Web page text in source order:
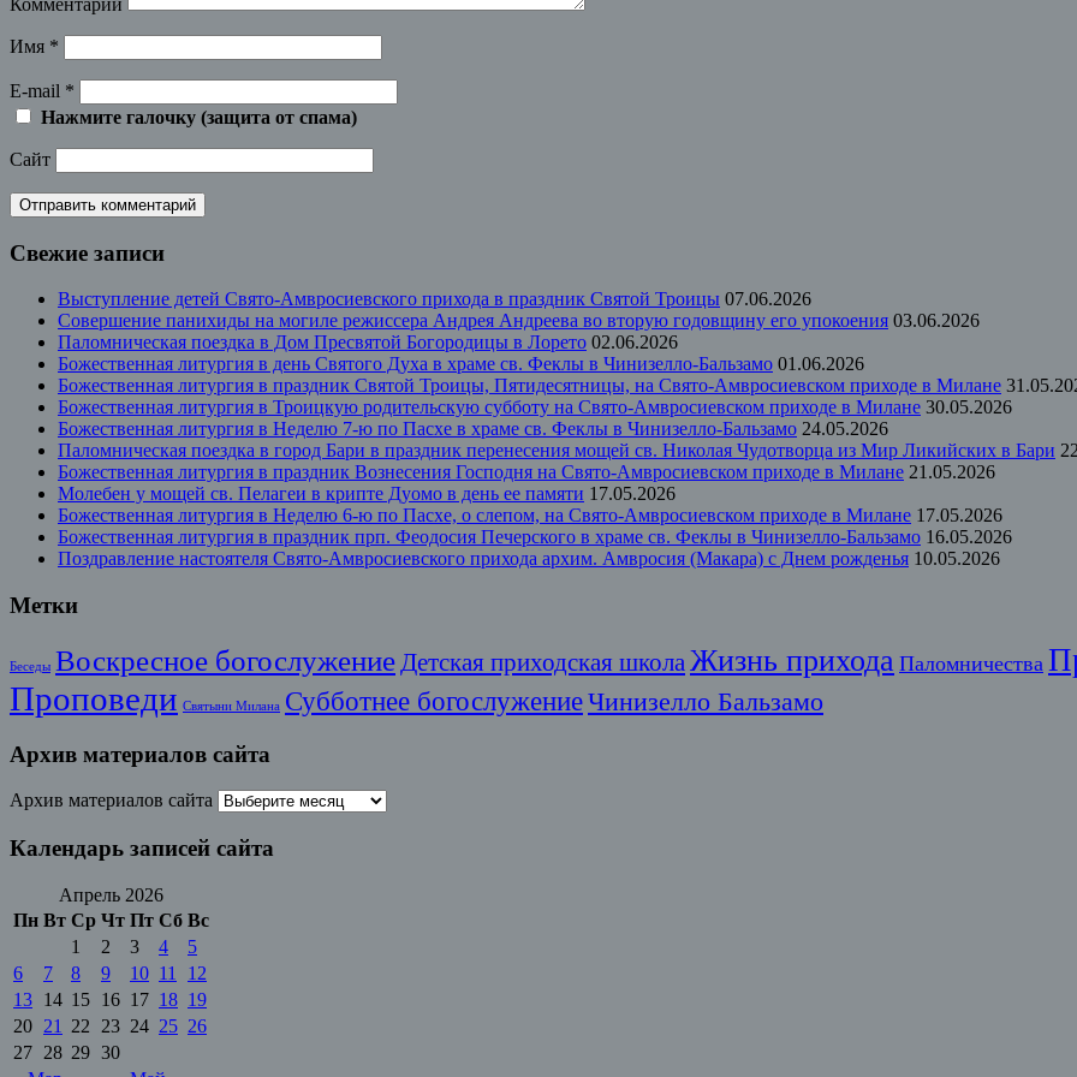
Комментарий
Имя *
E-mail *
Нажмите галочку (защита от спама)
Сайт
Свежие записи
Выступление детей Свято-Амвросиевского прихода в праздник Святой Троицы 07.06.2026
Совершение панихиды на могиле режиссера Андрея Андреева во вторую годовщину его упокоения 03.06.2026
Паломническая поездка в Дом Пресвятой Богородицы в Лорето 02.06.2026
Божественная литургия в день Святого Духа в храме св. Феклы в Чинизелло-Бальзамо 01.06.2026
Божественная литургия в праздник Святой Троицы, Пятидесятницы, на Свято-Амвросиевском приходе в Милане
Божественная литургия в Троицкую родительскую субботу на Свято-Амвросиевском приходе в Милане 30.05.2026
Божественная литургия в Неделю 7-ю по Пасхе в храме св. Феклы в Чинизелло-Бальзамо 24.05.2026
Паломническая поездка в город Бари в праздник перенесения мощей св. Николая Чудотворца из Мир Ликийских в Бари
Божественная литургия в праздник Вознесения Господня на Свято-Амвросиевском приходе в Милане 21.05.2026
Молебен у мощей св. Пелагеи в крипте Дуомо в день ее памяти 17.05.2026
Божественная литургия в Неделю 6-ю по Пасхе, о слепом, на Свято-Амвросиевском приходе в Милане 17.05.2026
Божественная литургия в праздник прп. Феодосия Печерского в храме св. Феклы в Чинизелло-Бальзамо 16.05.2026
Поздравление настоятеля Свято-Амвросиевского прихода архим. Амвросия (Макара) с Днем рожденья 10.05.2026
Метки
Беседы Воскресное богослужение Детская приходская школа Жизнь прихода Паломничества
Проповеди Святыни Милана Субботнее богослужениеЧинизелло Бальзамо
Архив материалов сайта
Архив материалов сайта
Календарь записей сайта
Апрель 2026
Пн Вт Ср Чт Пт Сб Вс
1 2 3 4
5
6
7 8 9 10 11
12
13 14 15 16 17 18 19
20 21 22 23 24 25 26
27 28 29 30